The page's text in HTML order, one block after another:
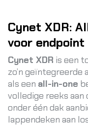
Cynet XDR:
voor endpoint
Cynet XDR is een
zo’n
als een all-in-one
volledige reeks
onder één dak
lappendeken aan